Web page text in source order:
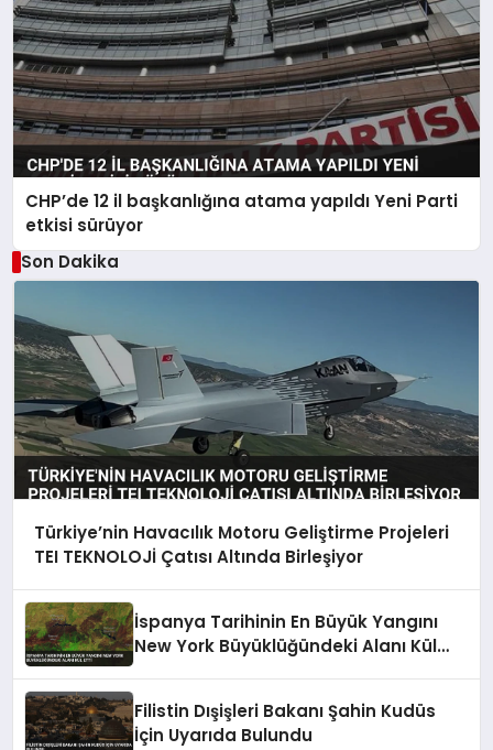
CHP’de 12 il başkanlığına atama yapıldı Yeni Parti
etkisi sürüyor
Son Dakika
Türkiye’nin Havacılık Motoru Geliştirme Projeleri
TEI TEKNOLOJİ Çatısı Altında Birleşiyor
İspanya Tarihinin En Büyük Yangını
New York Büyüklüğündeki Alanı Kül
Filistin Dışişleri Bakanı Şahin Kudüs
İçin Uyarıda Bulundu